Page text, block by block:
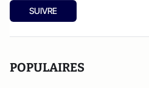
SUIVRE
POPULAIRES